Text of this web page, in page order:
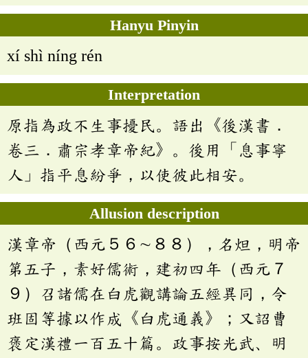
Hanyu Pinyin
xí shì níng rén
Interpretation
原指為政不生事擾民。語出《後漢書．
卷三．肅宗孝章帝紀》。後用「息事寧
人」指平息紛爭，以使彼此相安。
Allusion description
漢章帝（西元５６∼８８），名炟，明帝
第五子，素好儒術，建初四年（西元７
９）召諸儒在白虎觀講論五經異同，令
班固等據以作成《白虎通義》；又詔曹
褒定漢禮一百五十篇。政事按光武、明